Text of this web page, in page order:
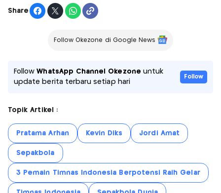
Share
Follow Okezone di Google News
FollowWhatsApp Channel Okezone untuk
update berita terbaru setiap hari
Follow
Topik Artikel :
Pratama Arhan Kevin Diks Jordi Amat
Sepakbola
3 Pemain Timnas Indonesia Berpotensi Raih Gelar